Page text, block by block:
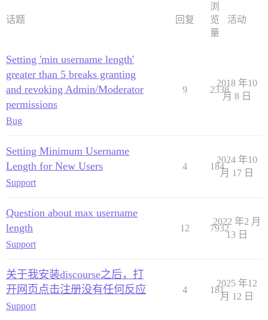
话题 回复
浏
览
量
活动
Setting 'min username length'
greater than 5 breaks granting
and revoking Admin/Moderator
permissions
Bug
9 2338
2018 年10
月 8 日
Setting Minimum Username
Length for New Users
Support
4 184
2024 年10
月 17 日
Question about max username
length
Support
12 7932
2022 年2 月
13 日
关于我安装discourse之后，打
开网页点击注册没有任何反应
Support
4 181
2025 年12
月 12 日